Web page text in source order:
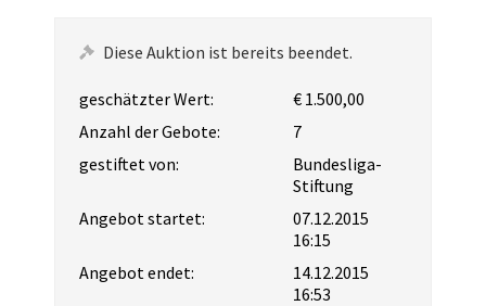
Diese Auktion ist bereits beendet.
geschätzter Wert:
€ 1.500,00
Anzahl der Gebote:
7
gestiftet von:
Bundesliga-
Stiftung
Angebot startet:
07.12.2015
16:15
Angebot endet:
14.12.2015
16:53